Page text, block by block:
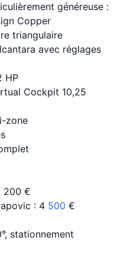
généreuse :
Copper
triangulaire
avec réglages
HP
Cockpit 10,25
zone
200 €
: 4 500 €
stationnement